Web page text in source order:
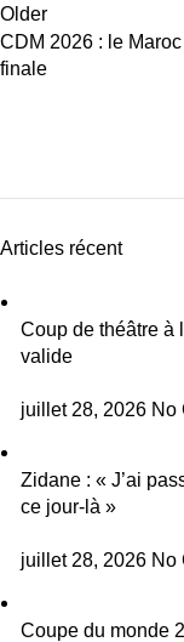
Older
CDM 2026 : le
finale
Articles récent
Coup de théâtre à
valide
juillet 28, 2026 No
Zidane : « J’ai
ce jour-là »
juillet 28, 2026 No
Coupe du monde